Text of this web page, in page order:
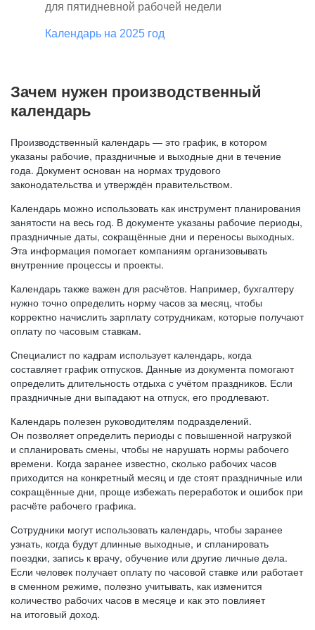
для пятидневной рабочей недели
Календарь на 2025 год
Зачем нужен производственный
календарь
Производственный календарь — это график, в котором
указаны рабочие, праздничные и выходные дни в течение
года. Документ основан на нормах трудового
законодательства и утверждён правительством.
Календарь можно использовать как инструмент планирования
занятости на весь год. В документе указаны рабочие периоды,
праздничные даты, сокращённые дни и переносы выходных.
Эта информация помогает компаниям организовывать
внутренние процессы и проекты.
Календарь также важен для расчётов. Например, бухгалтеру
нужно точно определить норму часов за месяц, чтобы
корректно начислить зарплату сотрудникам, которые получают
оплату по часовым ставкам.
Специалист по кадрам использует календарь, когда
составляет график отпусков. Данные из документа помогают
определить длительность отдыха с учётом праздников. Если
праздничные дни выпадают на отпуск, его продлевают.
Календарь полезен руководителям подразделений.
Он позволяет определить периоды с повышенной нагрузкой
и спланировать смены, чтобы не нарушать нормы рабочего
времени. Когда заранее известно, сколько рабочих часов
приходится на конкретный месяц и где стоят праздничные или
сокращённые дни, проще избежать переработок и ошибок при
расчёте рабочего графика.
Сотрудники могут использовать календарь, чтобы заранее
узнать, когда будут длинные выходные, и спланировать
поездки, запись к врачу, обучение или другие личные дела.
Если человек получает оплату по часовой ставке или работает
в сменном режиме, полезно учитывать, как изменится
количество рабочих часов в месяце и как это повлияет
на итоговый доход.